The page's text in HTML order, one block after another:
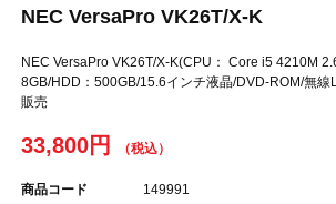
NEC VersaPro VK26T/X-K
NEC VersaPro VK26T/X-K(CPU： Core i5 4210M
8GB/HDD：500GB/15.6インチ液晶/DVD-ROM/無線
販売
33,800円
商品コード 149991